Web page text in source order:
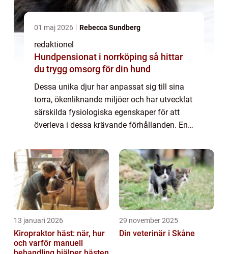
01 maj 2026 Rebecca Sundberg
redaktionel
Hundpensionat i norrköping så hittar
du trygg omsorg för din hund
Dessa unika djur har anpassat sig till sina
torra, ökenliknande miljöer och har utvecklat
särskilda fysiologiska egenskaper för att
överleva i dessa krävande förhållanden. En
hamster: Sand hamsters, som också...
13 januari 2026
Kiropraktor häst: när, hur
och varför manuell
29 november 2025
Din veterinär i Skåne